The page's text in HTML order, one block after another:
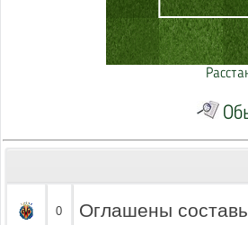
0 Оглашены